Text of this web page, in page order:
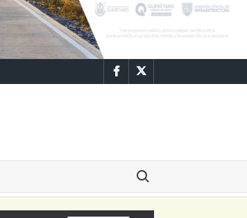
FacebookTwitter
Buscar: